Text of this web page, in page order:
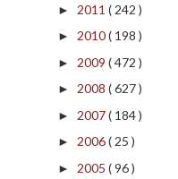
► 2011 ( 242 )
► 2010( 198 )
► 2009 ( 472 )
► 2008 ( 627 )
► 2007( 184 )
► 2006( 25 )
► 2005 ( 96 )